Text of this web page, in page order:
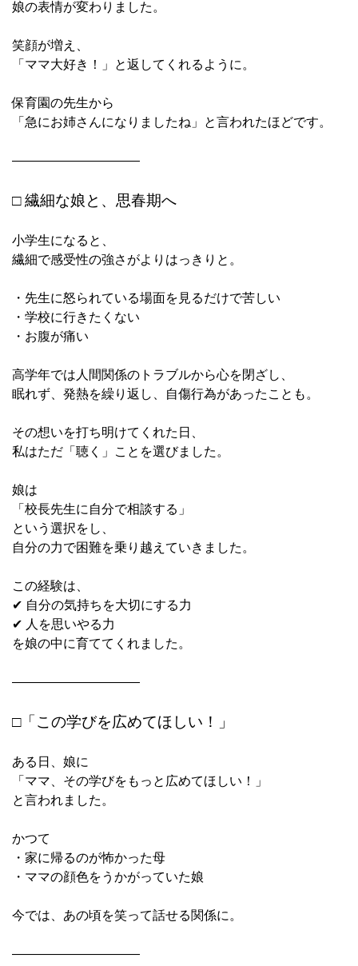
娘の表情が変わりました。
笑顔が増え、
「ママ大好き！」と返してくれるように。
保育園の先生から
「急にお姉さんになりましたね」と言われたほどです。
――――――――――
□ 繊細な娘と、思春期へ
小学生になると、
繊細で感受性の強さがよりはっきりと。
・先生に怒られている場面を見るだけで苦しい
・学校に行きたくない
・お腹が痛い
高学年では人間関係のトラブルから心を閉ざし、
眠れず、発熱を繰り返し、自傷行為があったことも。
その想いを打ち明けてくれた日、
私はただ「聴く」ことを選びました。
娘は
「校長先生に自分で相談する」
という選択をし、
自分の力で困難を乗り越えていきました。
この経験は、
✔ 自分の気持ちを大切にする力
✔ 人を思いやる力
を娘の中に育ててくれました。
――――――――――
□「この学びを広めてほしい！」
ある日、娘に
「ママ、その学びをもっと広めてほしい！」
と言われました。
かつて
・家に帰るのが怖かった母
・ママの顔色をうかがっていた娘
今では、あの頃を笑って話せる関係に。
――――――――――